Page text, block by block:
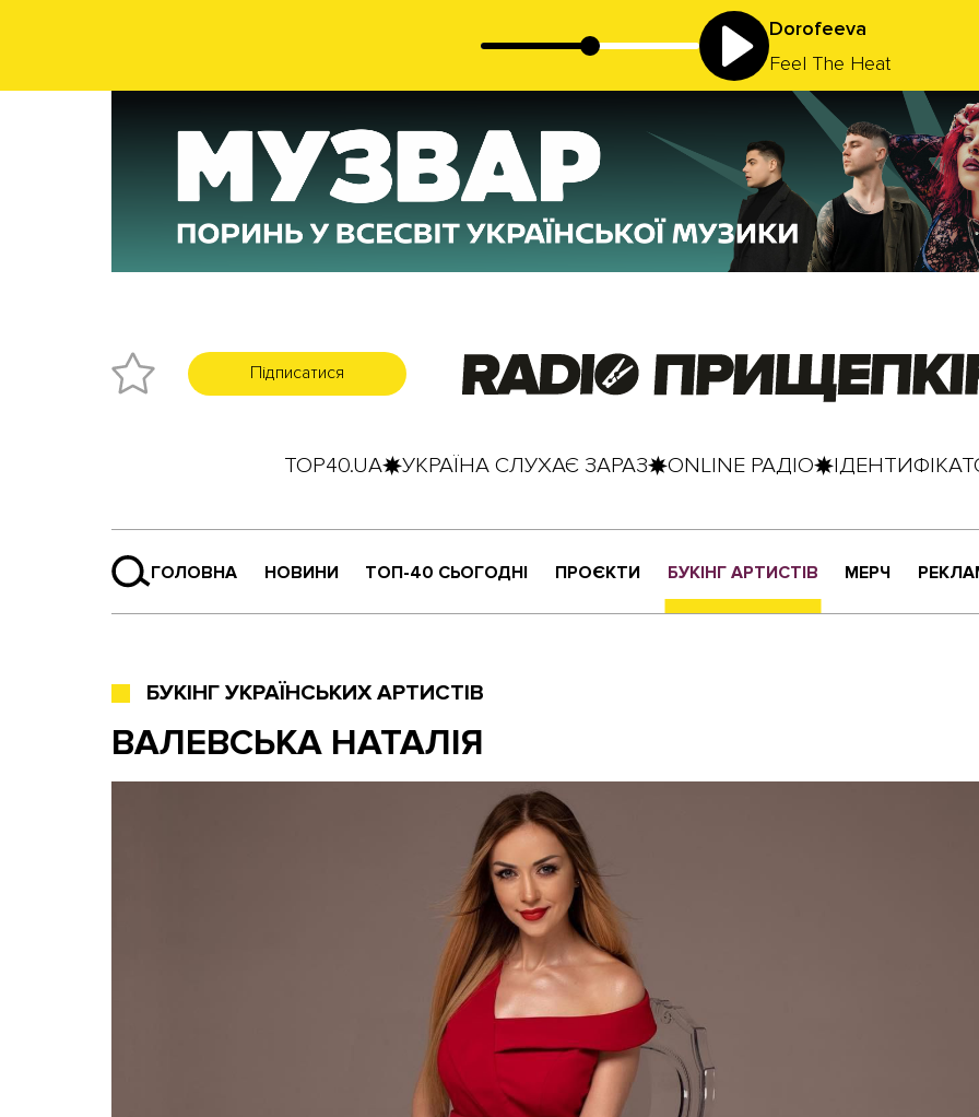
Dorofeeva
Feel The Heat
Підписатися
TOP40.UA УКРАЇНА СЛУХАЄ ЗАРАЗ ONLINE РАДІО
ГОЛОВНА НОВИНИ ТОП-40 СЬОГОДНІ ПРОЄКТИ
NEW NAME
СУЧАСНЕ УКРАЇНСЬКЕ КАРАОКЕ
БУКІНГ АРТИСТІВ МЕРЧ
БУКІНГ УКРАЇНСЬКИХ АРТИСТІВ
ВАЛЕВСЬКА НАТАЛІЯ